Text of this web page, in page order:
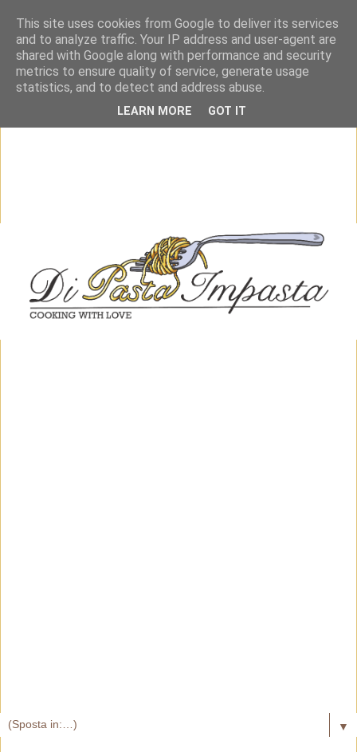
▼
This site uses cookies from Google to deliver its services
and to analyze traffic. Your IP address and user-agent are
shared with Google along with performance and security
metrics to ensure quality of service, generate usage
statistics, and to detect and address abuse.
LEARN MORE GOT IT